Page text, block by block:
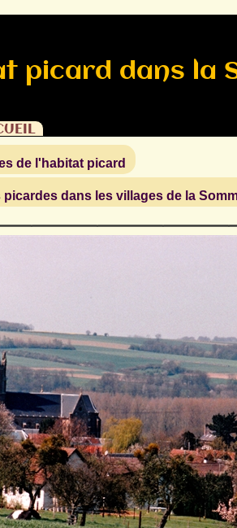
picard dans la
de l'habitat picard
picardes dans les villages de la